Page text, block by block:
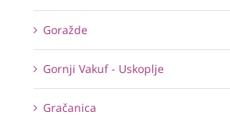
Goražde
Gornji Vakuf - Uskoplje
Gračanica